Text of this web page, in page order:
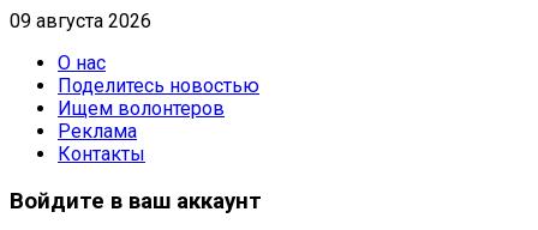
09 августа 2026
О нас
Поделитесь новостью
Ищем волонтеров
Реклама
Контакты
Войдите в ваш аккаунт